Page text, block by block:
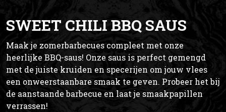
SWEET CHILI BBQ SAUS
Maak je zomerbarbecues compleet met onze
heerlijke BBQ-saus! Onze saus is perfect gemengd
met de juiste kruiden en specerijen om jouw vlees
een onweerstaanbare smaak te geven. Probeer het bij
de aanstaande barbecue en laat je smaakpapillen
verrassen!